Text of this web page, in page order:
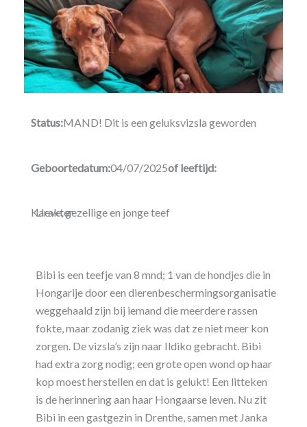
Status:MAND! Dit is een geluksvizsla geworden
Geboortedatum:04/07/2025of leeftijd:
Karakter
LIeve, gezellige en jonge teef
Bibi is een teefje van 8 mnd; 1 van de hondjes die in
Hongarije door een dierenbeschermingsorganisatie
weggehaald zijn bij iemand die meerdere rassen
fokte, maar zodanig ziek was dat ze niet meer kon
zorgen. De vizsla’s zijn naar Ildiko gebracht. Bibi
had extra zorg nodig; een grote open wond op haar
kop moest herstellen en dat is gelukt! Een litteken
is de herinnering aan haar Hongaarse leven. Nu zit
Bibi in een gastgezin in Drenthe, samen met Janka